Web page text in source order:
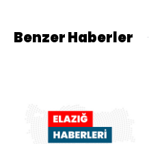
Benzer Haberler